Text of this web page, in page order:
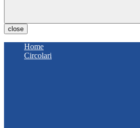
close
Home
Circolari